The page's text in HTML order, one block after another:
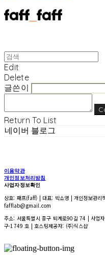
Edit
Delete
글쓴이
Return To List
네이버 블로그
이용약관
개인정보처리방침
사업자정보확인
상호: 패프(faff) | 대표: 박소영 | 개인정보관
fafflab@gmail.com
주소: 서울특별시 중구 퇴계로90길 74 | 사업
구-1749 호 | 호스팅제공자: (주)식스샵